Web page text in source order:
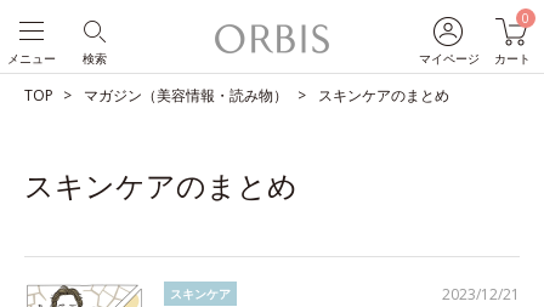
マイページ
0
カート
検索
メニュー
TOP マガジン（美容情報・読み物） スキンケアのまとめ
スキンケアのまとめ
2023/12/21
スキンケア